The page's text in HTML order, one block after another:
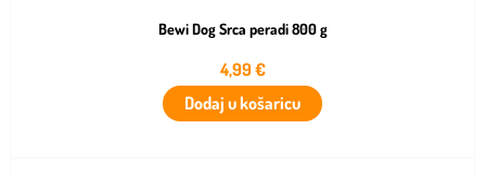
Bewi Dog Srca peradi 800 g
4,99€
Dodaj u košaricu